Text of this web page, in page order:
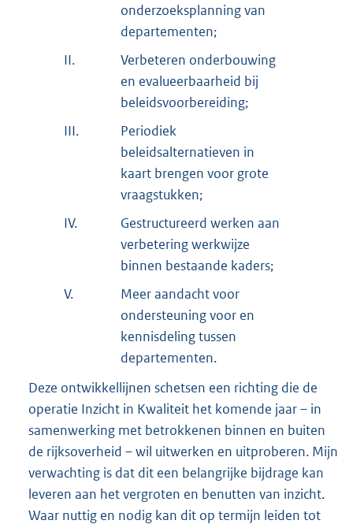
onderzoeksplanning van
departementen;
II.
Verbeteren onderbouwing
en evalueerbaarheid bij
beleidsvoorbereiding;
III.
Periodiek
beleidsalternatieven in
kaart brengen voor grote
vraagstukken;
IV.
Gestructureerd werken aan
verbetering werkwijze
binnen bestaande kaders;
V.
Meer aandacht voor
ondersteuning voor en
kennisdeling tussen
departementen.
Deze ontwikkellijnen schetsen een richting die de
operatie Inzicht in Kwaliteit het komende jaar – in
samenwerking met betrokkenen binnen en buiten
de rijksoverheid – wil uitwerken en uitproberen. Mijn
verwachting is dat dit een belangrijke bijdrage kan
leveren aan het vergroten en benutten van inzicht.
Waar nuttig en nodig kan dit op termijn leiden tot